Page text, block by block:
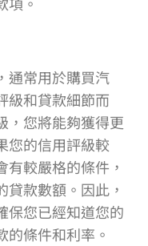
通常用於購買汽
級和貸款細節而
，您將能夠獲得更
您的信用評級較
較嚴格的條件，
款數額。因此，
保您已經知道您的
條件和利率。